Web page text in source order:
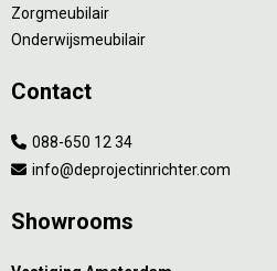
Zorgmeubilair
Onderwijsmeubilair
Contact
088-650 12 34
info@deprojectinrichter.com
Showrooms